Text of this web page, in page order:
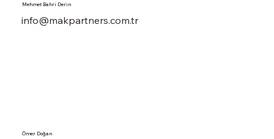
Mehmet Bahri Derin
info@makpartners.com.tr
Ömer Doğan